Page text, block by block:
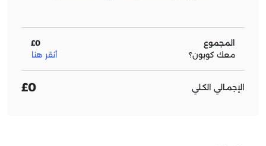
المجموع
£0
معك كوبون؟
أنقر هنا
الإجمـالي الكـلي £0